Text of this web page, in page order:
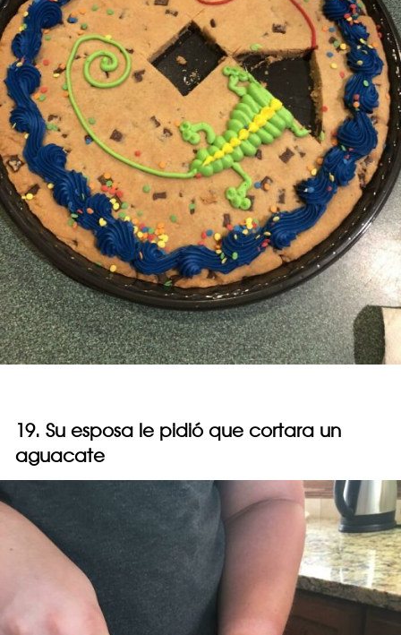
19. Su esposa le pidió que cortara un
aguacate